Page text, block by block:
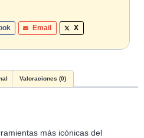
Email X
Valoraciones (0)
más icónicas del